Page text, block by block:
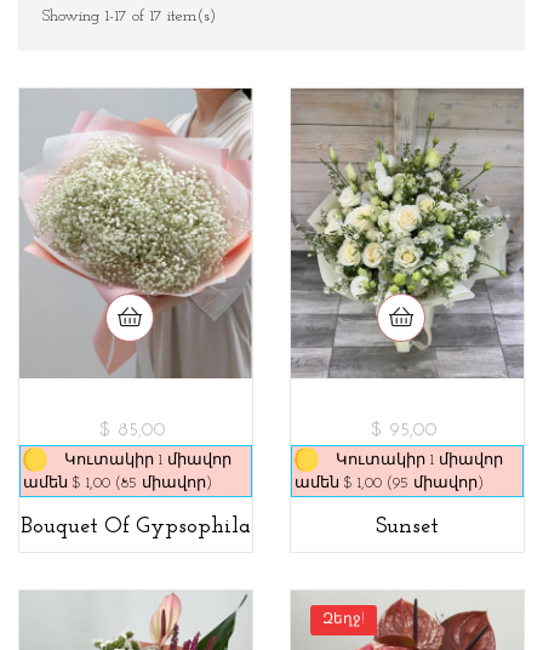
Showing 1-17 of 17 item(s)
$ 85,00
Կուտակիր 1 միավոր
ամեն $ 1,00 (85 միավոր)
Bouquet Of Gypsophila
$ 95,00
Կուտակիր 1 միավոր
ամեն $ 1,00 (95 միավոր)
Sunset
Զեղջ!